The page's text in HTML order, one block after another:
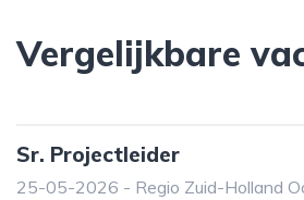
Vergelijkbare
Sr. Projectleider
25-05-2026 - Regio Zuid-Holland